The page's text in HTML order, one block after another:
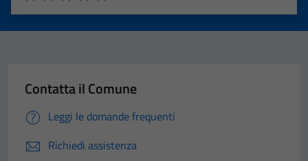
Valuta 5 stelle su 5
Valuta 4 stelle su 5
Valuta 3 stelle su 5
Valuta 2 stelle su 5
Valuta 1 stelle su 5
Contatta il Comune
Leggi le domande frequenti
Richiedi assistenza